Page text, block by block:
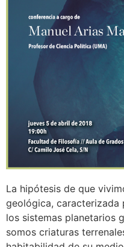
La hipótesis de que
geológica, caracterizada
los sistemas planetarios
somos criaturas